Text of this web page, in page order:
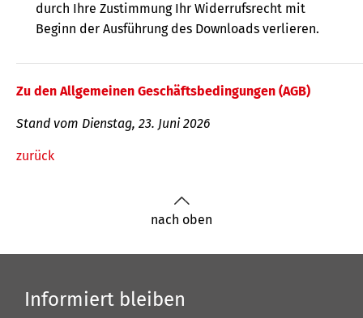
durch Ihre Zustimmung Ihr Widerrufsrecht mit
Beginn der Ausführung des Downloads verlieren.
Zu den Allgemeinen Geschäftsbedingungen (AGB)
Stand vom Dienstag, 23. Juni 2026
zurück
nach oben
Informiert bleiben